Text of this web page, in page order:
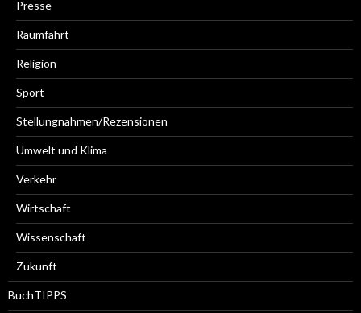
Presse
Raumfahrt
Religion
Sport
Stellungnahmen/Rezensionen
Umwelt und Klima
Verkehr
Wirtschaft
Wissenschaft
Zukunft
BuchTIPPS